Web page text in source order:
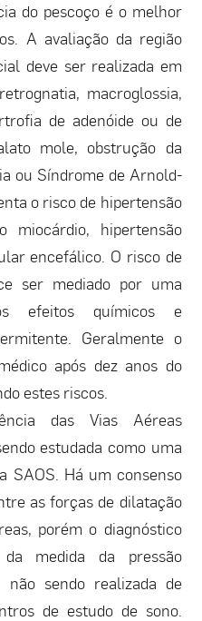
do pescoço é o melhor
A avaliação da região
deve ser realizada em
macroglossia,
de adenóide ou de
mole, obstrução da
ou Síndrome de Arnold-
o risco de hipertensão
miocárdio, hipertensão
encefálico. O risco de
ser mediado por uma
efeitos químicos e
Geralmente o
após dez anos do
estes riscos.
das Vias Aéreas
estudada como uma
SAOS. Há um consenso
as forças de dilatação
porém o diagnóstico
medida da pressão
não sendo realizada de
de estudo de sono.